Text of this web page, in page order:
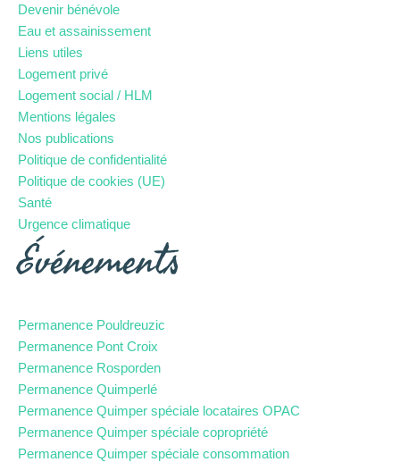
Devenir bénévole
Eau et assainissement
Liens utiles
Logement privé
Logement social / HLM
Mentions légales
Nos publications
Politique de confidentialité
Politique de cookies (UE)
Santé
Urgence climatique
Événements
Permanence Pouldreuzic
Permanence Pont Croix
Permanence Rosporden
Permanence Quimperlé
Permanence Quimper spéciale locataires OPAC
Permanence Quimper spéciale copropriété
Permanence Quimper spéciale consommation